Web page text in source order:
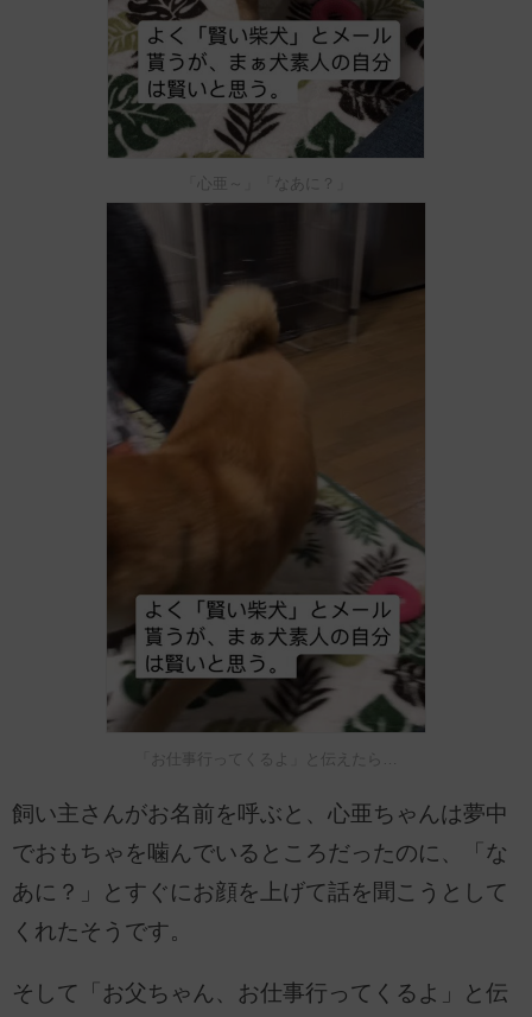
「心亜～」「なあに？」
「お仕事行ってくるよ」と伝えたら…
飼い主さんがお名前を呼ぶと、心亜ちゃんは夢中
でおもちゃを噛んでいるところだったのに、「な
あに？」とすぐにお顔を上げて話を聞こうとして
くれたそうです。
そして「お父ちゃん、お仕事行ってくるよ」と伝